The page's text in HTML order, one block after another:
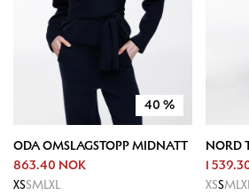
40 %
ODA OMSLAGSTOPP MIDNATT
863.40 NOK
XSSMLXL
NORD
1
XSSML